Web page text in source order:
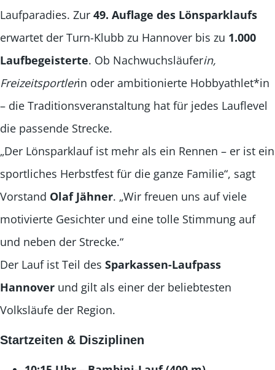
Laufparadies. Zur 49. Auflage des Lönsparklaufs
erwartet der Turn-Klubb zu Hannover bis zu 1.000
Laufbegeisterte. Ob Nachwuchsläuferin,
Freizeitsportlerin oder ambitionierte Hobbyathlet*in
– die Traditionsveranstaltung hat für jedes Lauflevel
die passende Strecke.
„Der Lönsparklauf ist mehr als ein Rennen – er ist ein
sportliches Herbstfest für die ganze Familie“, sagt
Vorstand Olaf Jähner. „Wir freuen uns auf viele
motivierte Gesichter und eine tolle Stimmung auf
und neben der Strecke.“
Der Lauf ist Teil des Sparkassen-Laufpass
Hannover und gilt als einer der beliebtesten
Volksläufe der Region.
Startzeiten & Disziplinen